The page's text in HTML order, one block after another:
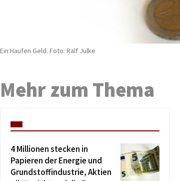
Ein Haufen Geld. Foto: Ralf Julke
Mehr zum Thema
4 Millionen stecken in
Papieren der Energie und
Grundstoffindustrie, Aktien